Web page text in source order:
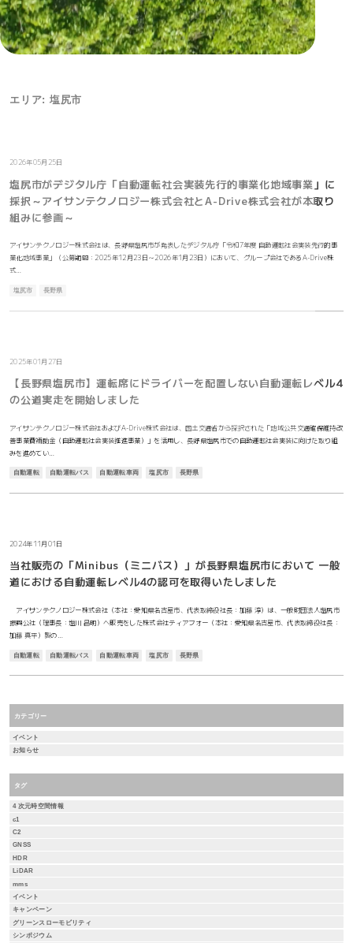
エリア: 塩尻市
2026年05月25日
塩尻市がデジタル庁「自動運転社会実装先行的事業化地域事業」に
採択～アイサンテクノロジー株式会社とA-Drive株式会社が本取り
組みに参画～
アイサンテクノロジー株式会社は、長野県塩尻市が発表したデジタル庁「令和7年度 自動運転社会実装先行的事
業化地域事業」（公募期間：2025年12月23日～2026年1月23日）において、グループ会社であるA-Drive株
式…
塩尻市 長野県
2025年01月27日
【長野県塩尻市】運転席にドライバーを配置しない自動運転レベル4
の公道実走を開始しました
アイサンテクノロジー株式会社およびA-Drive株式会社は、国土交通省から採択された「地域公共交通確保維持改
善事業費補助金（自動運転社会実装推進事業）」を活用し、長野県塩尻市での自動運転社会実装に向けた取り組
みを進めてい…
自動運転 自動運転バス 自動運転車両 塩尻市 長野県
2024年11月01日
当社販売の「Minibus（ミニバス）」が長野県塩尻市において 一般
道における自動運転レベル4の認可を取得いたしました
アイサンテクノロジー株式会社（本社：愛知県名古屋市、代表取締役社長：加藤 淳）は、一般財団法人塩尻市
振興公社（理事長：塩川 昌明）へ販売をした株式会社ティアフォー（本社：愛知県名古屋市、代表取締役社長：
加藤 真平）製の…
自動運転 自動運転バス 自動運転車両 塩尻市 長野県
カテゴリー
イベント
お知らせ
タグ
4 次元時空間情報
c1
C2
GNSS
HDR
LiDAR
mms
イベント
キャンペーン
グリーンスローモビリティ
シンポジウム